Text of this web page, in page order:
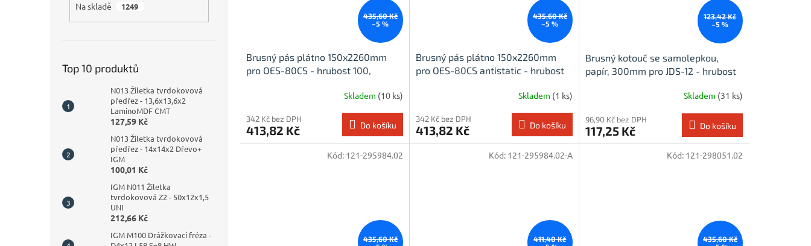
Na skladě 1249
Top 10 produktů
N013 Žiletka tvrdokovová
předřez - 13,6x13,6x2
LaminoMDF CMT
127,59 Kč
N013 Žiletka tvrdokovová
předřez - 14x14x2 Dřevo+
IGM
100,01 Kč
IGM N011 Žiletka
tvrdokovová Z2 - 50x12x1,5
UNI
212,66 Kč
IGM M100 Drážkovací fréza -
435,60 Kč
–5 %
Brusný pás plátno 150x2260mm
pro OES-80CS - hrubost 100,
Skladem (10 ks)
342 Kč bez DPH
413,82 Kč Do košíku
435,60 Kč
–5 %
Brusný pás plátno 150x2260mm
pro OES-80CS antistatic - hrubost
Skladem (1 ks)
342 Kč bez DPH
413,82 Kč Do košíku
123,42 Kč
–5 %
Brusný kotouč se samolepkou,
papír, 300mm pro JDS-12 - hrubost
Skladem (31 ks)
96,90 Kč bez DPH
117,25 Kč Do košíku
435,60 Kč
Kód: 121-295984.02
411,40 Kč
Kód: 121-295984.02-A
435,60 Kč
Kód: 121-298051.02